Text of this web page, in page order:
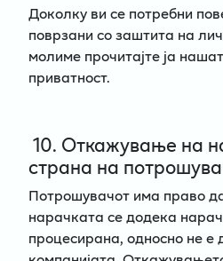
Доколку ви се потребни
поврзани со заштита на
молиме прочитајте ја
приватност.
10. Откажување на
страна на
Потрошувачот има право
нарачката се додека
процесирана, односно не е